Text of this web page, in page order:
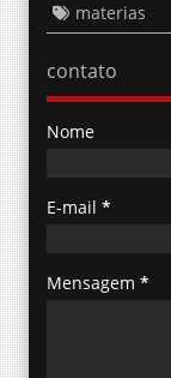
materias
contato
Nome
E-mail *
Mensagem *